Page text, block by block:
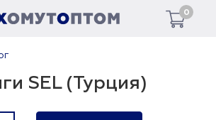
0
SEL (Турция)